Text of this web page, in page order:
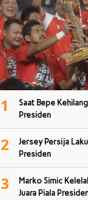
1
Saat Bepe
Presiden
2
Jersey Persija
Presiden
3
Marko Simic
Juara Piala